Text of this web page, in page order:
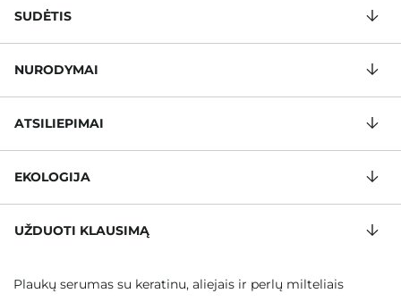
SUDĖTIS
NURODYMAI
ATSILIEPIMAI
EKOLOGIJA
UŽDUOTI KLAUSIMĄ
Plaukų serumas su keratinu, aliejais ir perlų milteliais